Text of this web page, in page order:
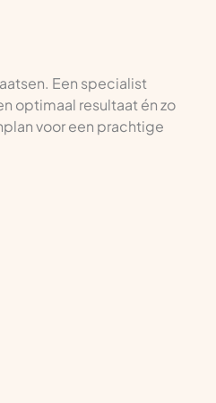
Een specialist
optimaal resultaat én zo
voor een prachtige